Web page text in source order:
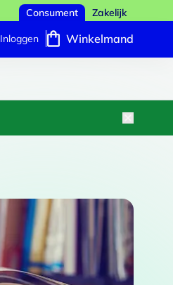
Consument Zakelijk
Inloggen Winkelmand